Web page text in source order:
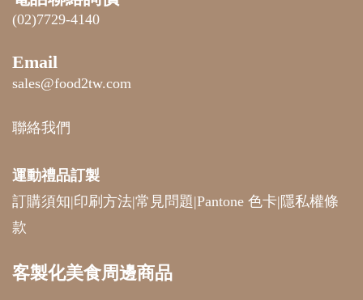
(02)7729-4140
Email
sales@food2tw.com
聯絡我們
運動禮品訂製
訂購須知|印刷方法|常見問題|Pantone 色卡| 隱私權條
款
客製化美食周邊商品